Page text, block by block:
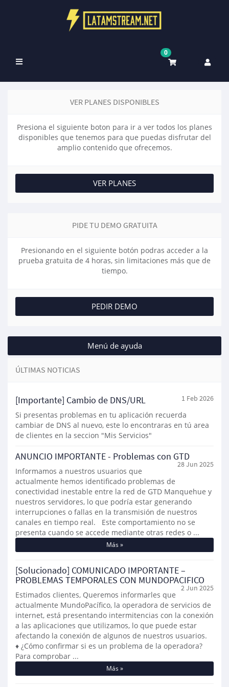
Alternar
0
VER PLANES DISPONIBLES
Presiona el siguiente boton para ir a ver todos los planes
disponibles que tenemos para que puedas disfrutar del
amplio contenido que ofrecemos.
VER PLANES
PIDE TU DEMO GRATUITA
Presionando en el siguiente botón podras acceder a la
prueba gratuita de 4 horas, sin limitaciones más que de
tiempo.
PEDIR DEMO
Menú de ayuda
ÚLTIMAS NOTICIAS
[Importante] Cambio de DNS/URL 1 Feb 2026
Si presentas problemas en tu aplicación recuerda
cambiar de DNS al nuevo, este lo encontraras en tú area
de clientes en la seccion "Mis Servicios"
ANUNCIO IMPORTANTE - Problemas con GTD
28 Jun 2025
Informamos a nuestros usuarios que
actualmente hemos identificado problemas de
conectividad inestable entre la red de GTD Manquehue y
nuestros servidores, lo que podría estar generando
interrupciones o fallas en la transmisión de nuestros
canales en tiempo real. Este comportamiento no se
presenta cuando se accede mediante otras redes o ...
Más »
[Solucionado] COMUNICADO IMPORTANTE –
PROBLEMAS TEMPORALES CON MUNDOPACIFICO
2 Jun 2025
Estimados clientes, Queremos informarles que
actualmente MundoPacífico, la operadora de servicios de
internet, está presentando intermitencias con la conexión
a las aplicaciones que utilizamos, lo que puede estar
afectando la conexión de algunos de nuestros usuarios.
♦ ¿Cómo confirmar si es un problema de la operadora?
Para comprobar ...
Más »